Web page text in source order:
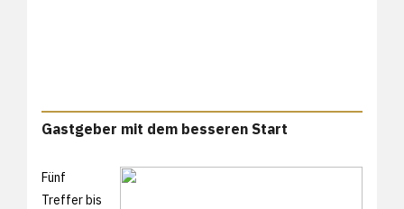
Gastgeber mit dem besseren Start
Fünf
Treffer bis